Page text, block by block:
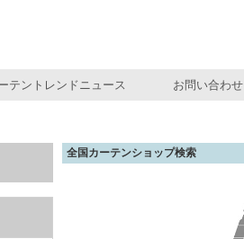
テントレンドニュース お問い合わせ
全国カーテンショップ検索